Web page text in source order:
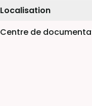
Localisation
Centre de